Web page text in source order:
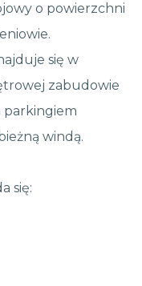
o powierzchni
się w
zabudowie
windą.
się: